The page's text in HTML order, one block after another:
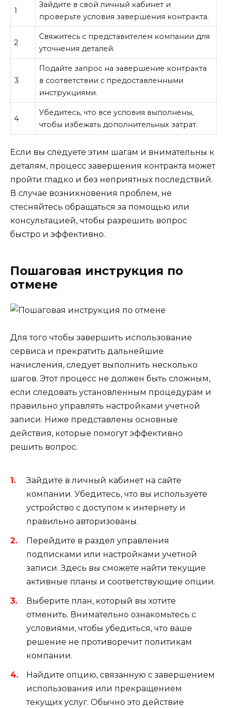
1
Зайдите в свой личный кабинет и
проверьте условия завершения контракта.
2
Свяжитесь с представителем компании для
уточнения деталей.
3
Подайте запрос на завершение контракта
в соответствии с предоставленными
инструкциями.
4
Убедитесь, что все условия выполнены,
чтобы избежать дополнительных затрат.
Если вы следуете этим шагам и внимательны к
деталям, процесс завершения контракта может
пройти гладко и без неприятных последствий.
В случае возникновения проблем, не
стесняйтесь обращаться за помощью или
консультацией, чтобы разрешить вопрос
быстро и эффективно.
Пошаговая инструкция по
отмене
Для того чтобы завершить использование
сервиса и прекратить дальнейшие
начисления, следует выполнить несколько
шагов. Этот процесс не должен быть сложным,
если следовать установленным процедурам и
правильно управлять настройками учетной
записи. Ниже представлены основные
действия, которые помогут эффективно
решить вопрос.
Зайдите в личный кабинет на сайте
компании. Убедитесь, что вы используете
устройство с доступом к интернету и
правильно авторизованы.
Перейдите в раздел управления
подписками или настройками учетной
записи. Здесь вы сможете найти текущие
активные планы и соответствующие опции.
Выберите план, который вы хотите
отменить. Внимательно ознакомьтесь с
условиями, чтобы убедиться, что ваше
решение не противоречит политикам
компании.
Найдите опцию, связанную с завершением
использования или прекращением
текущих услуг. Обычно это действие